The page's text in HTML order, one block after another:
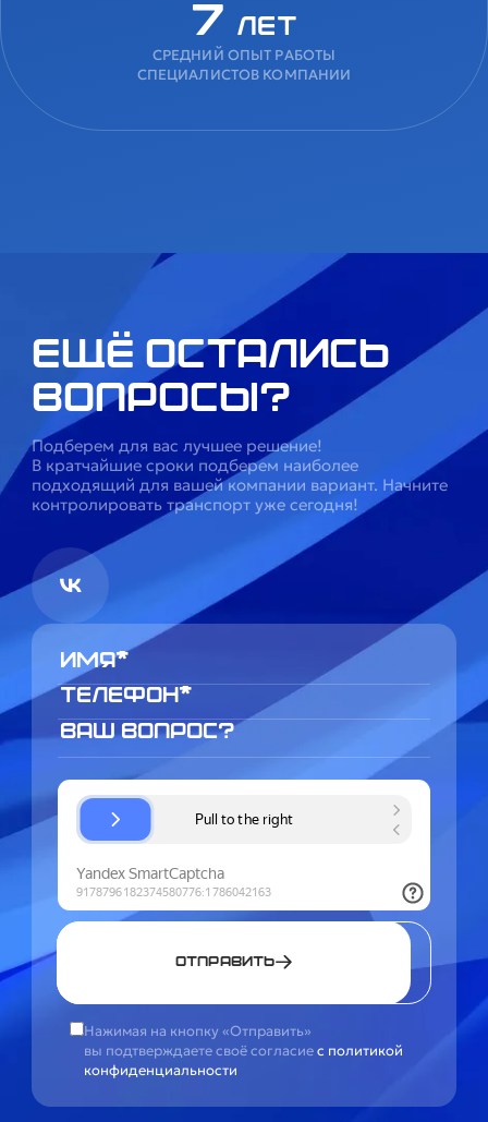
7 лет
СРЕДНИЙ ОПЫТ РАБОТЫ
СПЕЦИАЛИСТОВ КОМПАНИИ
Ещё остались
вопросы?
Подберем для вас лучшее решение!
В кратчайшие сроки подберем наиболее
подходящий для вашей компании вариант. Начните
контролировать транспорт уже сегодня!
Отправить
Нажимая на кнопку «Отправить»
вы подтверждаете своё согласиес политикой
конфиденциальности